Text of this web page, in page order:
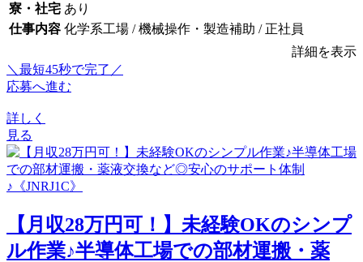
寮・社宅 あり
仕事内容 化学系工場 / 機械操作・製造補助 / 正社員
詳細を表示
＼最短45秒で完了／
応募へ進む
詳しく
見る
【月収28万円可！】未経験OKのシンプ
ル作業♪半導体工場での部材運搬・薬